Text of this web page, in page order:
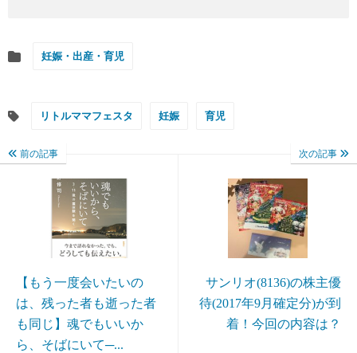
妊娠・出産・育児
リトルママフェスタ 妊娠 育児
前の記事
【もう一度会いたいの
は、残った者も逝った者
も同じ】魂でもいいか
ら、そばにいて─...
次の記事
サンリオ(8136)の株主優
待(2017年9月確定分)が到
着！今回の内容は？